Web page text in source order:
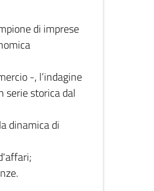
di imprese
-, l’indagine
serie storica dal
dinamica di